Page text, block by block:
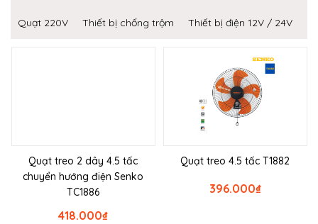
Quạt 220V Thiết bị chống trộm Thiết bị điện 12V / 24V
Quạt treo 2 dây 4.5 tấc
chuyển hướng điện Senko
TC1886
₫
418.000
Quạt treo 4.5 tấc T1882
₫
396.000